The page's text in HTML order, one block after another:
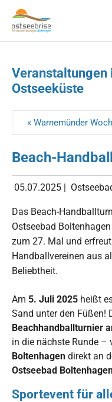
Skip to main navigation
Zum Hauptinhalt springen
Skip to page footer
Veranstaltungen
Ostseeküste
« Warnemünder
Beach-
05.07.2025 |
Das Beach-
Ostseebad
zum 27. Mal und
Handballvereinen aus
Beliebtheit.
Am 5. Juli 2025 heißt
Sand unter den Füßen!
Beachhandballturnier
in die nächste Runde –
Boltenhagen direkt an
Ostseebad
Sportevent für